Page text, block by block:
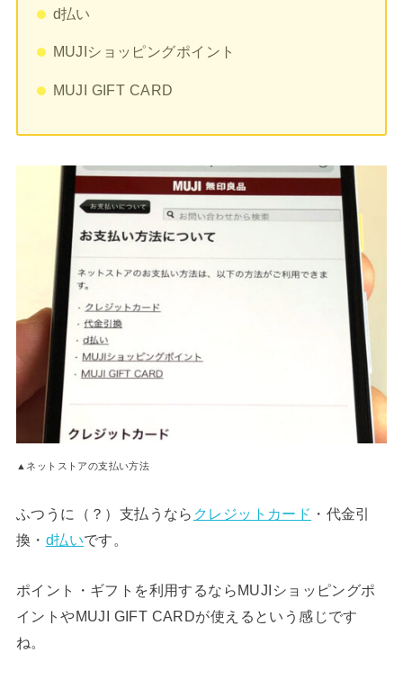
d払い
MUJIショッピングポイント
MUJI GIFT CARD
▲ネットストアの支払い方法
ふつうに（？）支払うなら クレジットカード ・代金引
換・ d払いです。
ポイント・ギフトを利用するならMUJIショッピングポ
イントやMUJI GIFT CARDが使えるという感じです
ね。